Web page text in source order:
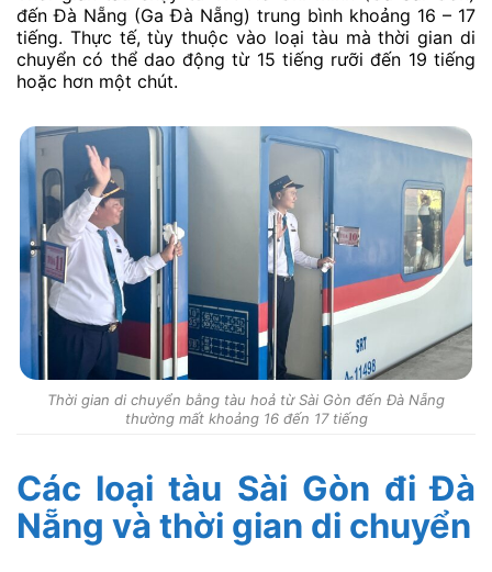
đến Đà Nẵng (Ga Đà Nẵng) trung bình khoảng 16 – 17
tiếng. Thực tế, tùy thuộc vào loại tàu mà thời gian di
chuyển có thể dao động từ 15 tiếng rưỡi đến 19 tiếng
hoặc hơn một chút.
Thời gian di chuyển bằng tàu hoả từ Sài Gòn đến Đà Nẵng
thường mất khoảng 16 đến 17 tiếng
Các loại tàu Sài Gòn đi Đà
Nẵng và thời gian di chuyển